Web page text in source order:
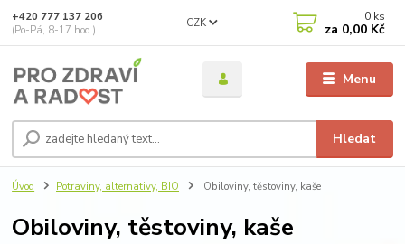
Menu
CZK
Hledat
+420 777 137 206
(Po-Pá, 8-17 hod.)
0 ks
za 0,00 Kč
Úvod Potraviny, alternativy, BIO Obiloviny, těstoviny, kaše
Obiloviny, těstoviny, kaše